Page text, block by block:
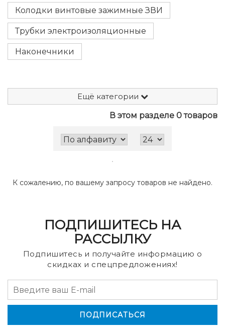
Колодки винтовые зажимные ЗВИ
Трубки электроизоляционные
Наконечники
Ещё категории
В этом разделе 0 товаров
К сожалению, по вашему запросу товаров не найдено.
ПОДПИШИТЕСЬ НА
РАССЫЛКУ
Подпишитесь и получайте информацию о
скидках и спецпредложениях!